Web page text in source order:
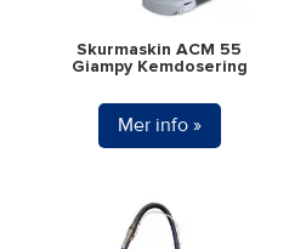
Skurmaskin ACM 55
Giampy Kemdosering
Mer info »